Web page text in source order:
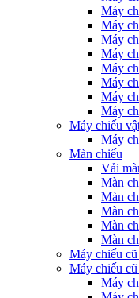
Máy
Máy
Máy
Máy
Máy
Máy
Máy
Máy
Máy chiếu
Máy
Màn chiếu
Vải
Màn
Màn
Màn
Màn
Màn
Máy chiếu
Máy chiếu
Máy